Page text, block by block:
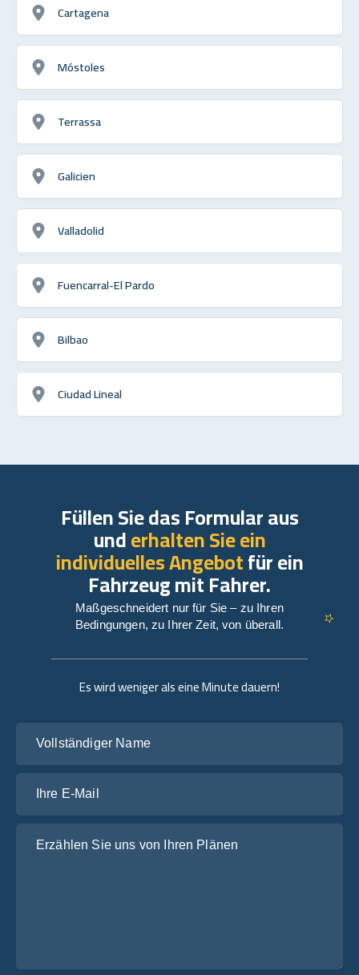
Cartagena
Móstoles
Terrassa
Galicien
Valladolid
Fuencarral-El Pardo
Bilbao
Ciudad Lineal
Es wird weniger als eine Minute dauern!
Füllen Sie das Formular aus
underhalten Sie ein
individuelles Angebotfür ein
Fahrzeug mit Fahrer.
Maßgeschneidert nur für Sie – zu Ihren
Bedingungen, zu Ihrer Zeit, von überall.